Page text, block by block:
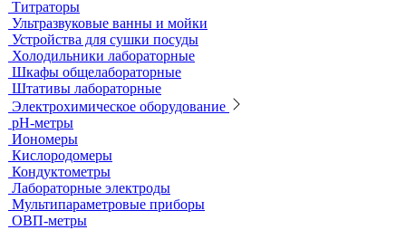
Секундомеры и таймеры лабораторные
Термометры лабораторные
Титраторы
Ультразвуковые ванны и мойки
Устройства для сушки посуды
Холодильники лабораторные